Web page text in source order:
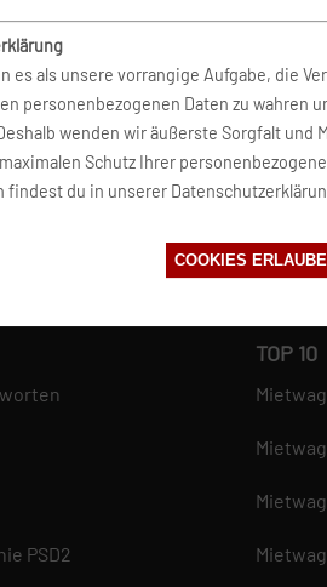
2005 an eine
wieder den Status
Global Holdings
Zu diesem Zeitpunkt
Marken erobert.
die
Hertz-
es als unsere vorrangige Aufgabe, die
personenbezogenen Daten zu wahren
wenden wir äußerste Sorgfalt und
Schutz Ihrer
findest du in unserer
COOKIES
PSD2
TOP 10